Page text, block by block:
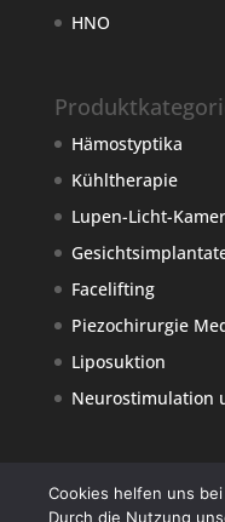
HNO
Hämostyptika
Kühltherapie
Lupen-Licht-
Facelifting
Piezochirurgie
Liposuktion
Neurostimulation
Cookies helfen uns
Durch die Nutzung